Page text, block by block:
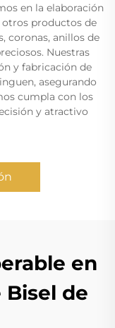
en la elaboración
productos de
coronas, anillos de
Nuestras
y fabricación de
asegurando
cumpla con los
y atractivo
en
Bisel de